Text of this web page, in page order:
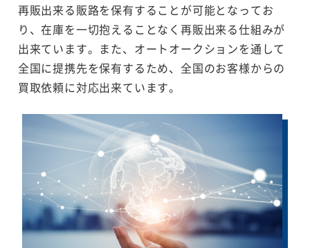
再販出来る販路を保有することが可能となってお
り、在庫を一切抱えることなく再販出来る仕組みが
出来ています。また、オートオークションを通して
全国に提携先を保有するため、全国のお客様からの
買取依頼に対応出来ています。